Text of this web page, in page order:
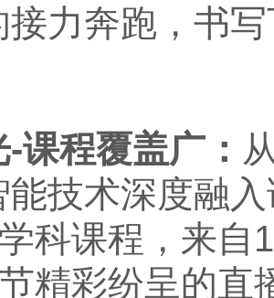
接力奔跑，书
课程覆盖广：
能技术深度融
科课程，来自
精彩纷呈的直